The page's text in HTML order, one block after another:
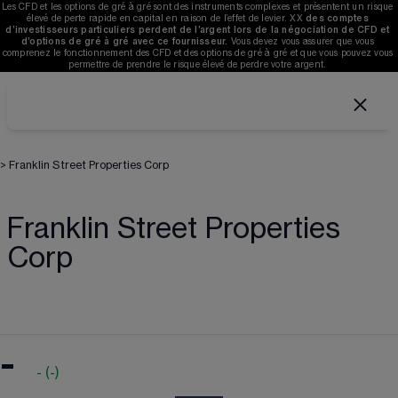
Les CFD et les options de gré à gré sont des instruments complexes et présentent un risque
élevé de perte rapide en capital en raison de l’effet de levier. XX des comptes
d’investisseurs particuliers perdent de l’argent lors de la négociation de CFD et
d’options de gré à gré avec ce fournisseur. Vous devez vous assurer que vous
comprenez le fonctionnement des CFD et des options de gré à gré et que vous pouvez vous
permettre de prendre le risque élevé de perdre votre argent.
> Franklin Street Properties Corp
Franklin Street Properties
Corp
- - (-)